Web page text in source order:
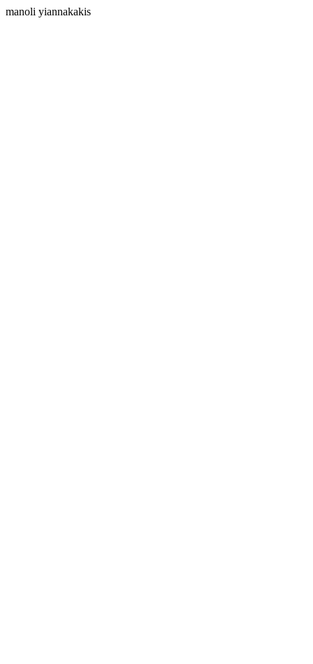
manoli yiannakakis